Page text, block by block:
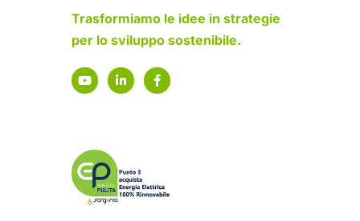
Trasformiamo le idee in strategie
per lo sviluppo sostenibile.